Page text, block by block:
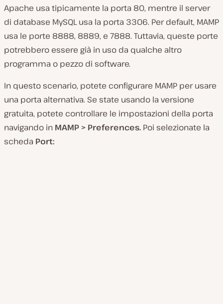
Apache usa tipicamente la porta 80, mentre il server
di database MySQL usa la porta 3306. Per default, MAMP
usa le porte 8888, 8889, e 7888. Tuttavia, queste porte
potrebbero essere già in uso da qualche altro
programma o pezzo di software.
In questo scenario, potete configurare MAMP per usare
una porta alternativa. Se state usando la versione
gratuita, potete controllare le impostazioni della porta
navigando in MAMP > Preferences. Poi selezionate la
scheda Port: